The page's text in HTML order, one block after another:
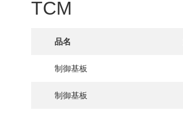
TCM
品名
制御基板
制御基板